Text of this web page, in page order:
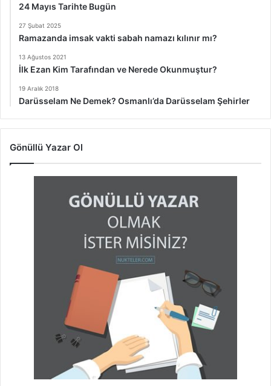
24 Mayıs Tarihte Bugün
27 Şubat 2025
Ramazanda imsak vakti sabah namazı kılınır mı?
13 Ağustos 2021
İlk Ezan Kim Tarafından ve Nerede Okunmuştur?
19 Aralık 2018
Darüsselam Ne Demek? Osmanlı’da Darüsselam Şehirler
Gönüllü Yazar Ol